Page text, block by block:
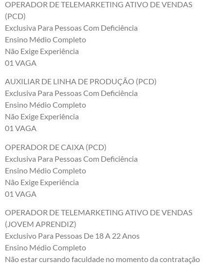
OPERADOR DE TELEMARKETING ATIVO DE VENDAS
(PCD)
Exclusiva Para Pessoas Com Deficiência
Ensino Médio Completo
Não Exige Experiência
01 VAGA
AUXILIAR DE LINHA DE PRODUÇÃO (PCD)
Exclusiva Para Pessoas Com Deficiência
Ensino Médio Completo
Não Exige Experiência
01 VAGA
OPERADOR DE CAIXA (PCD)
Exclusiva Para Pessoas Com Deficiência
Ensino Médio Completo
Não Exige Experiência
01 VAGA
OPERADOR DE TELEMARKETING ATIVO DE VENDAS
(JOVEM APRENDIZ)
Exclusivo Para Pessoas De 18 A 22 Anos
Ensino Médio Completo
Não estar cursando faculdade no momento da contratação